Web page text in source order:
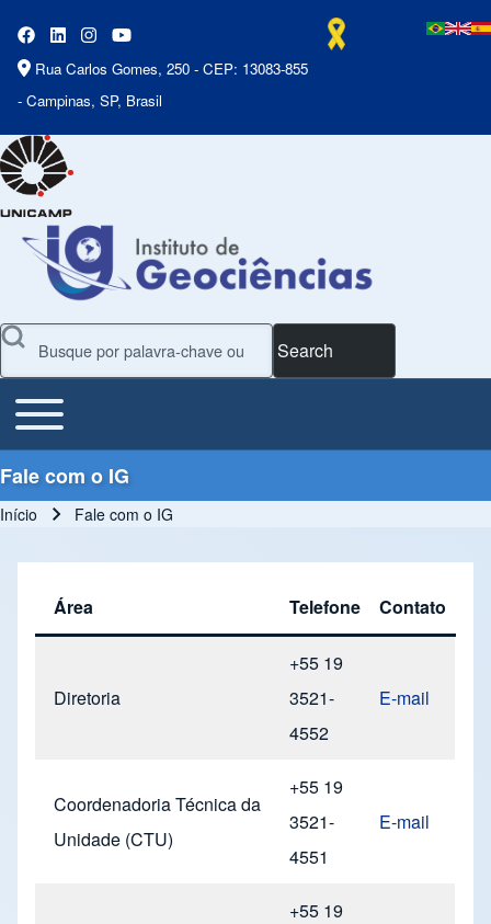
Rua Carlos Gomes, 250 - CEP: 13083-855
- Campinas, SP, Brasil
Search
Main Menu
Toggle main menu
Fale com o IG
Início Fale com o IG
Área Telefone Contato
Diretoria
+55 19
3521-
4552
E-mail
Coordenadoria Técnica da
Unidade (CTU)
+55 19
3521-
4551
E-mail
+55 19